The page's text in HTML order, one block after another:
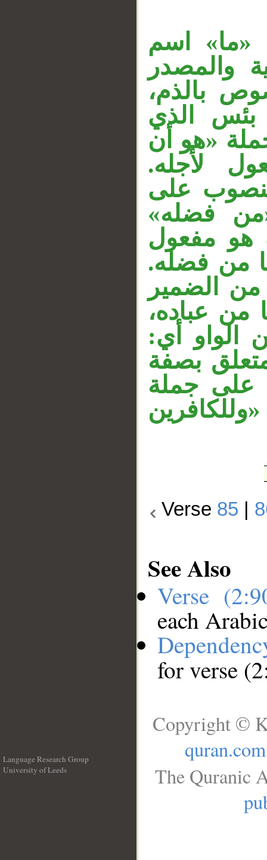
اسم
والمصدر
بالذم،
بئس الذي
«هو أن
لأجله.
على
فضله»
مفعول
من فضله.
الضمير
من عباده،
الواو أي:
بصفة
على جملة
Verse 85
See Also
Verse
each
for verse
Language Research Group
University of Leeds
Copyright ©
quran.com
The Quranic